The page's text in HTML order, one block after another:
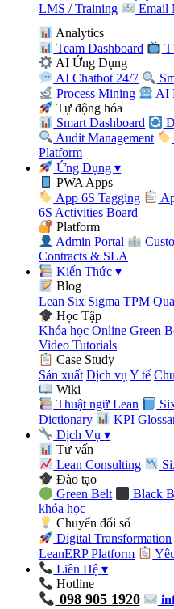
LMS / Training
Email
Analytics
Team Dashboard
AI Ứng Dụng
AI Chatbot 24/7
Process Mining
AI
Tự động hóa
Smart Dashboard
Audit Management
Platform
Ứng Dụng▾
PWA Apps
App 6S Tagging
6S Activities Board
Platform
Admin Portal
Contracts & SLA
Kiến Thức▾
Blog
Lean Six Sigma TPM
Học Tập
Khóa học Online Green
Video Tutorials
Case Study
Sản xuất Dịch vụ Y tế
Wiki
Thuật ngữ Lean
Dictionary
KPI
Dịch Vụ▾
Tư vấn
Lean Consulting
Đào tạo
Green Belt
Black
khóa học
Chuyển đổi số
Digital Transformation
LeanERP Platform
Liên Hệ▾
Hotline
098 905 1920